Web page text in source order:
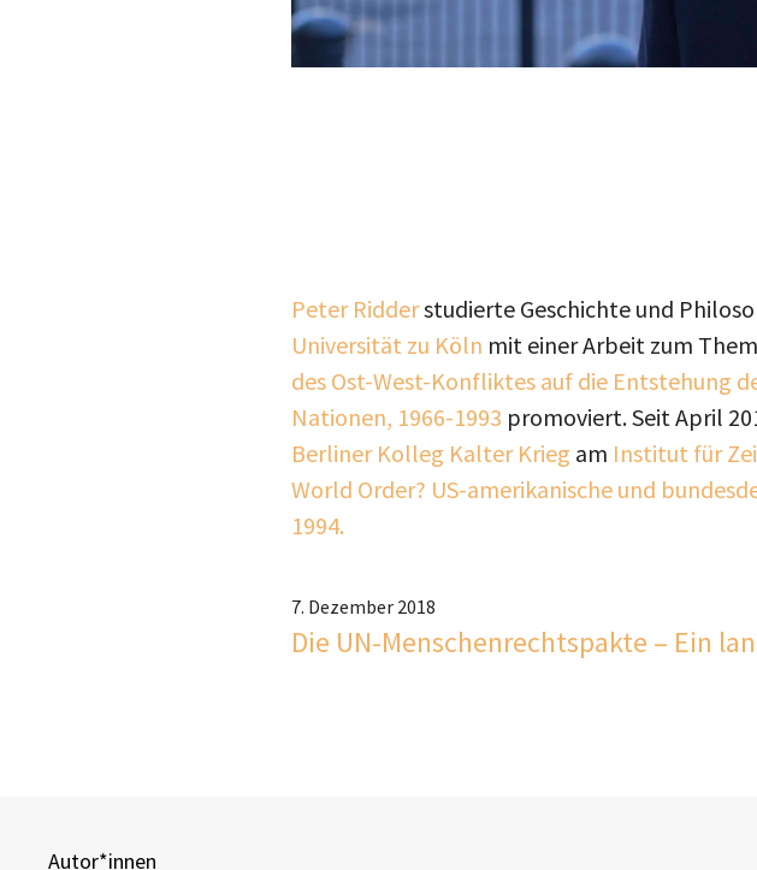
Peter Ridderstudierte Geschichte und
Universität zu Köln mit einer Arbeit zum
des Ost-West-Konfliktes auf die Entstehung
Nationen, 1966-1993 promoviert. Seit April
Berliner Kolleg Kalter Krieg am Institut für
World Order? US-amerikanische und
1994.
7. Dezember 2018
Die UN-Menschenrechtspakte – Ein
Autor*innen